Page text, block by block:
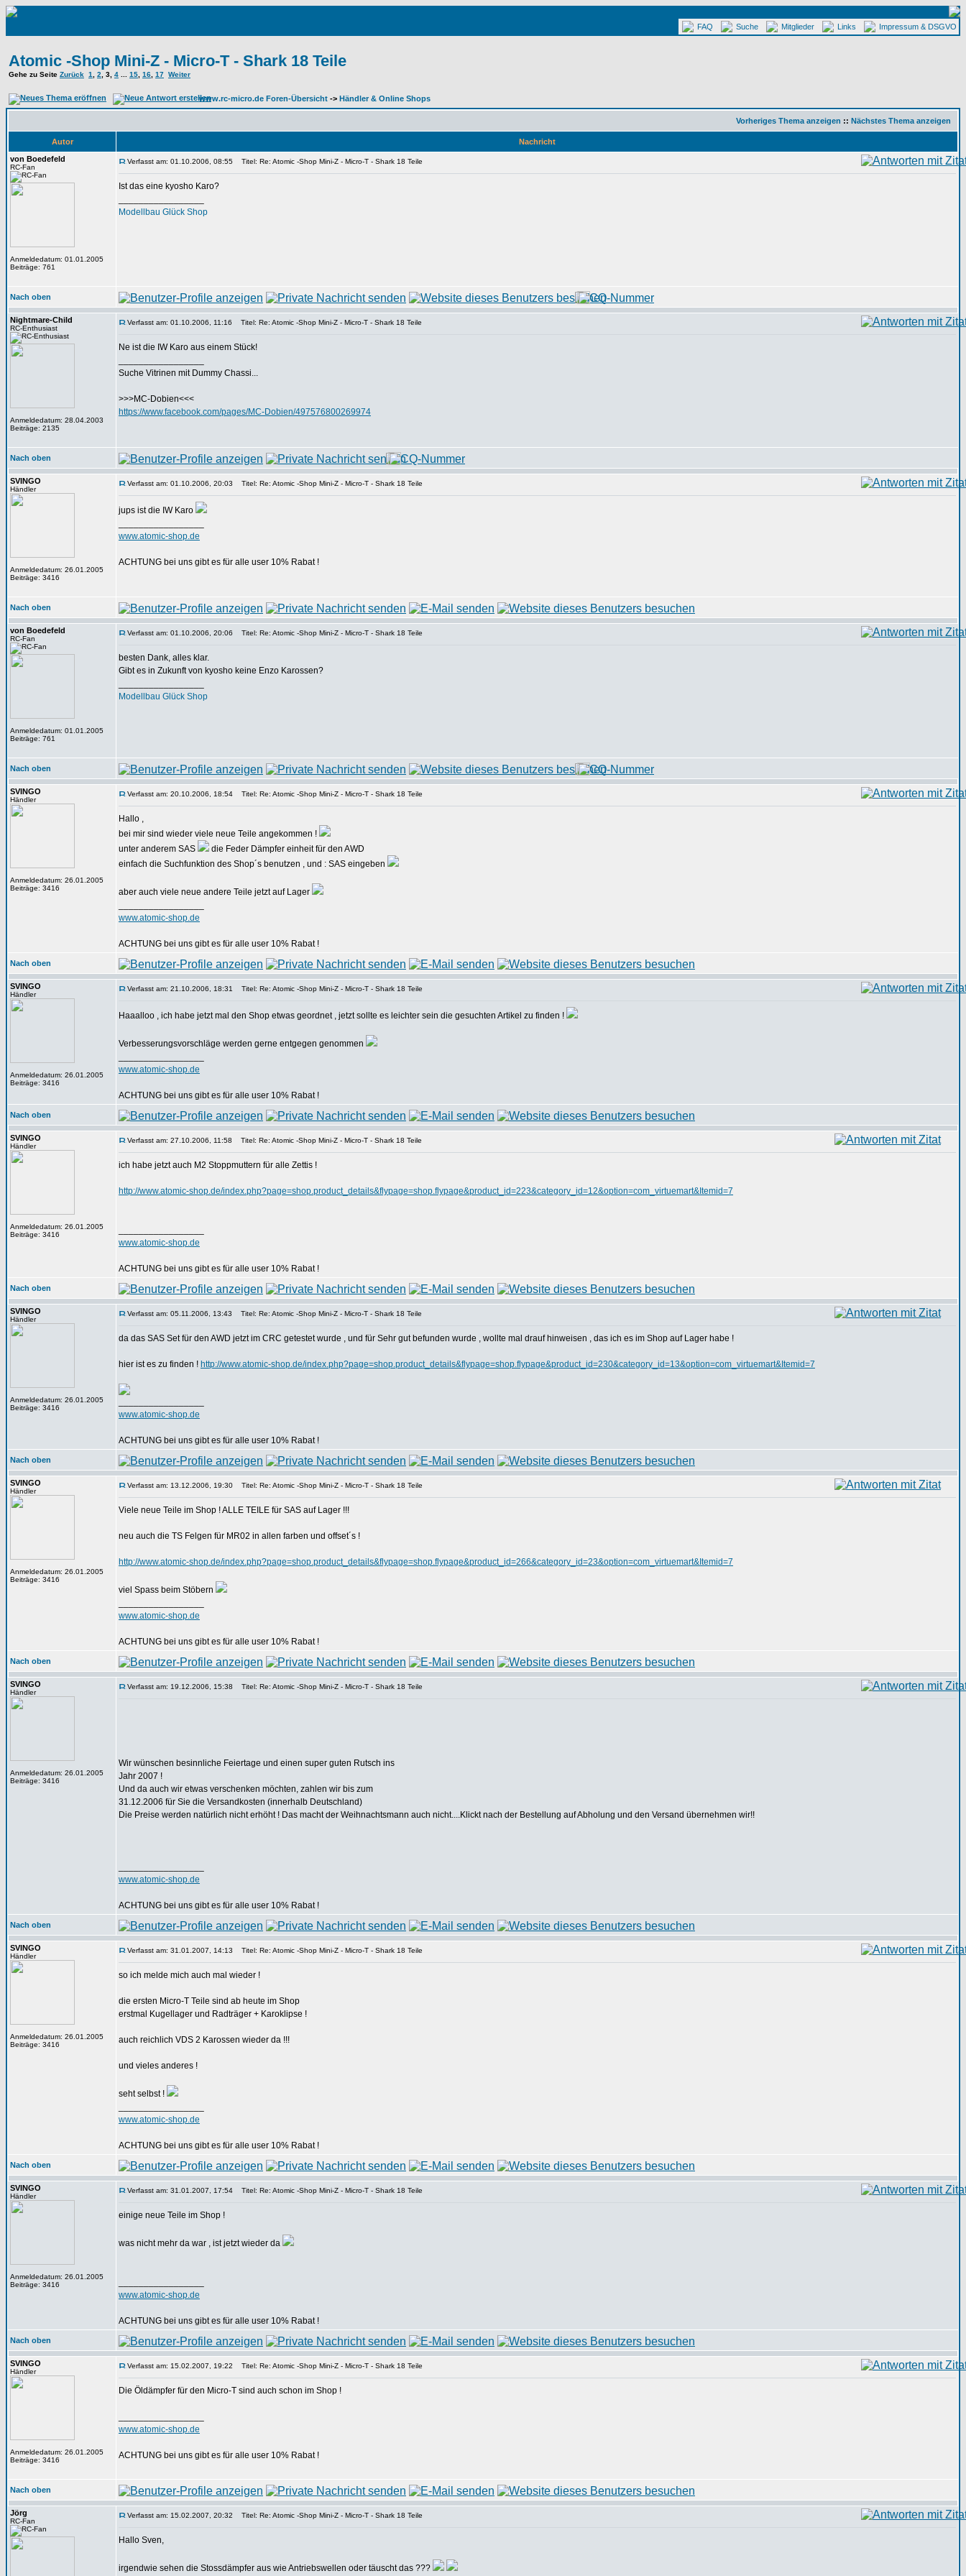
FAQ Suche Mitglieder Links Impressum & DSGVO
Atomic -Shop Mini-Z - Micro-T - Shark 18 Teile
Gehe zu Seite Zurück 1 2 3 4 15 16 17 Weiter
www.rc-micro.de Foren-Übersicht -> Händler & Online Shops
Vorheriges Thema anzeigen :: Nächstes Thema anzeigen
Autor
Nachricht
von Boedefeld
RC-Fan
Anmeldedatum: 01.01.2005
Beiträge: 761
Verfasst am: 01.10.2006, 08:55 Titel: Re: Atomic -Shop Mini-Z - Micro-T - Shark 18 Teile
Ist das eine kyosho Karo?
Modellbau Glück Shop
Nach oben
Nightmare-Child
RC-Enthusiast
Anmeldedatum: 28.04.2003
Beiträge: 2135
Verfasst am: 01.10.2006, 11:16 Titel: Re: Atomic -Shop Mini-Z - Micro-T - Shark 18 Teile
Ne ist die IW Karo aus einem Stück!
Suche Vitrinen mit Dummy Chassi...
>>>MC-Dobien<<<
https://www.facebook.com/pages/MC-Dobien/497576800269974
Nach oben
SVINGO
Händler
Anmeldedatum: 26.01.2005
Beiträge: 3416
Verfasst am: 01.10.2006, 20:03 Titel: Re: Atomic -Shop Mini-Z - Micro-T - Shark 18 Teile
jups ist die IW Karo
www.atomic-shop.de
ACHTUNG bei uns gibt es für alle user 10% Rabat !
Nach oben
von Boedefeld
RC-Fan
Anmeldedatum: 01.01.2005
Beiträge: 761
Verfasst am: 01.10.2006, 20:06 Titel: Re: Atomic -Shop Mini-Z - Micro-T - Shark 18 Teile
besten Dank, alles klar.
Gibt es in Zukunft von kyosho keine Enzo Karossen?
Modellbau Glück Shop
Nach oben
SVINGO
Händler
Anmeldedatum: 26.01.2005
Beiträge: 3416
Verfasst am: 20.10.2006, 18:54 Titel: Re: Atomic -Shop Mini-Z - Micro-T - Shark 18 Teile
Hallo ,
bei mir sind wieder viele neue Teile angekommen !
unter anderem SAS
die Feder Dämpfer einheit für den AWD
einfach die Suchfunktion des Shop´s benutzen , und : SAS eingeben
aber auch viele neue andere Teile jetzt auf Lager
www.atomic-shop.de
ACHTUNG bei uns gibt es für alle user 10% Rabat !
Nach oben
SVINGO
Händler
Anmeldedatum: 26.01.2005
Beiträge: 3416
Verfasst am: 21.10.2006, 18:31 Titel: Re: Atomic -Shop Mini-Z - Micro-T - Shark 18 Teile
Haaalloo , ich habe jetzt mal den Shop etwas geordnet , jetzt sollte es leichter sein die gesuchten Artikel zu finden !
Verbesserungsvorschläge werden gerne entgegen genommen
www.atomic-shop.de
ACHTUNG bei uns gibt es für alle user 10% Rabat !
Nach oben
SVINGO
Händler
Anmeldedatum: 26.01.2005
Beiträge: 3416
Verfasst am: 27.10.2006, 11:58 Titel: Re: Atomic -Shop Mini-Z - Micro-T - Shark 18 Teile
ich habe jetzt auch M2 Stoppmuttern für alle Zettis !
http://www.atomic-shop.de/index.php?page=shop.product_details&flypage=shop.flypage&product_id=223&category_id=12&option=com_virtuemart&Itemid=7
www.atomic-shop.de
ACHTUNG bei uns gibt es für alle user 10% Rabat !
Nach oben
SVINGO
Händler
Anmeldedatum: 26.01.2005
Beiträge: 3416
Verfasst am: 05.11.2006, 13:43 Titel: Re: Atomic -Shop Mini-Z - Micro-T - Shark 18 Teile
da das SAS Set für den AWD jetzt im CRC getestet wurde , und für Sehr gut befunden wurde , wollte mal drauf hinweisen , das ich es im Shop auf Lager habe !
hier ist es zu finden ! http://www.atomic-shop.de/index.php?page=shop.product_details&flypage=shop.flypage&product_id=230&category_id=13&option=com_virtuemart&Itemid=7
www.atomic-shop.de
ACHTUNG bei uns gibt es für alle user 10% Rabat !
Nach oben
SVINGO
Händler
Anmeldedatum: 26.01.2005
Beiträge: 3416
Verfasst am: 13.12.2006, 19:30 Titel: Re: Atomic -Shop Mini-Z - Micro-T - Shark 18 Teile
Viele neue Teile im Shop ! ALLE TEILE für SAS auf Lager !!!
neu auch die TS Felgen für MR02 in allen farben und offset´s !
http://www.atomic-shop.de/index.php?page=shop.product_details&flypage=shop.flypage&product_id=266&category_id=23&option=com_virtuemart&Itemid=7
viel Spass beim Stöbern
www.atomic-shop.de
ACHTUNG bei uns gibt es für alle user 10% Rabat !
Nach oben
SVINGO
Händler
Anmeldedatum: 26.01.2005
Beiträge: 3416
Verfasst am: 19.12.2006, 15:38 Titel: Re: Atomic -Shop Mini-Z - Micro-T - Shark 18 Teile
Wir wünschen besinnliche Feiertage und einen super guten Rutsch ins
Jahr 2007 !
Und da auch wir etwas verschenken möchten, zahlen wir bis zum
31.12.2006 für Sie die Versandkosten (innerhalb Deutschland)
Die Preise werden natürlich nicht erhöht ! Das macht der Weihnachtsmann auch nicht....Klickt nach der Bestellung auf Abholung und den Versand übernehmen wir!!
www.atomic-shop.de
ACHTUNG bei uns gibt es für alle user 10% Rabat !
Nach oben
SVINGO
Händler
Anmeldedatum: 26.01.2005
Beiträge: 3416
Verfasst am: 31.01.2007, 14:13 Titel: Re: Atomic -Shop Mini-Z - Micro-T - Shark 18 Teile
so ich melde mich auch mal wieder !
die ersten Micro-T Teile sind ab heute im Shop
erstmal Kugellager und Radträger + Karoklipse !
auch reichlich VDS 2 Karossen wieder da !!!
und vieles anderes !
seht selbst !
www.atomic-shop.de
ACHTUNG bei uns gibt es für alle user 10% Rabat !
Nach oben
SVINGO
Händler
Anmeldedatum: 26.01.2005
Beiträge: 3416
Verfasst am: 31.01.2007, 17:54 Titel: Re: Atomic -Shop Mini-Z - Micro-T - Shark 18 Teile
einige neue Teile im Shop !
was nicht mehr da war , ist jetzt wieder da
www.atomic-shop.de
ACHTUNG bei uns gibt es für alle user 10% Rabat !
Nach oben
SVINGO
Händler
Anmeldedatum: 26.01.2005
Beiträge: 3416
Verfasst am: 15.02.2007, 19:22 Titel: Re: Atomic -Shop Mini-Z - Micro-T - Shark 18 Teile
Die Öldämpfer für den Micro-T sind auch schon im Shop !
www.atomic-shop.de
ACHTUNG bei uns gibt es für alle user 10% Rabat !
Nach oben
Jörg
RC-Fan
Verfasst am: 15.02.2007, 20:32 Titel: Re: Atomic -Shop Mini-Z - Micro-T - Shark 18 Teile
Hallo Sven,
irgendwie sehen die Stossdämpfer aus wie Antriebswellen oder täuscht das ???